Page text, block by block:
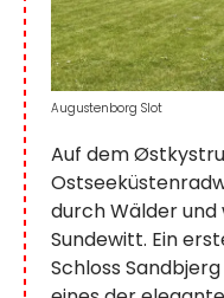
Auf dem
durch Wälder und
Sundewitt. Ein
Schloss
Augustenborg Slot